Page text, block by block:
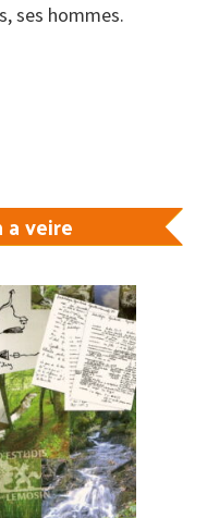
ses hommes.
veire